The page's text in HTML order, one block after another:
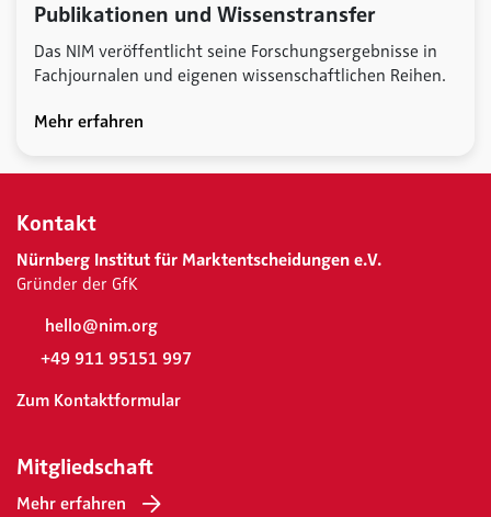
Publikationen und Wissenstransfer
Das NIM veröffentlicht seine Forschungsergebnisse in
Fachjournalen und eigenen wissenschaftlichen Reihen.
Mehr erfahren
Kontakt
Nürnberg Institut für Marktentscheidungen e.V.
Gründer der GfK
hello@nim.org
+49 911 95151 997
Zum Kontaktformular
Mitgliedschaft
Mehr erfahren